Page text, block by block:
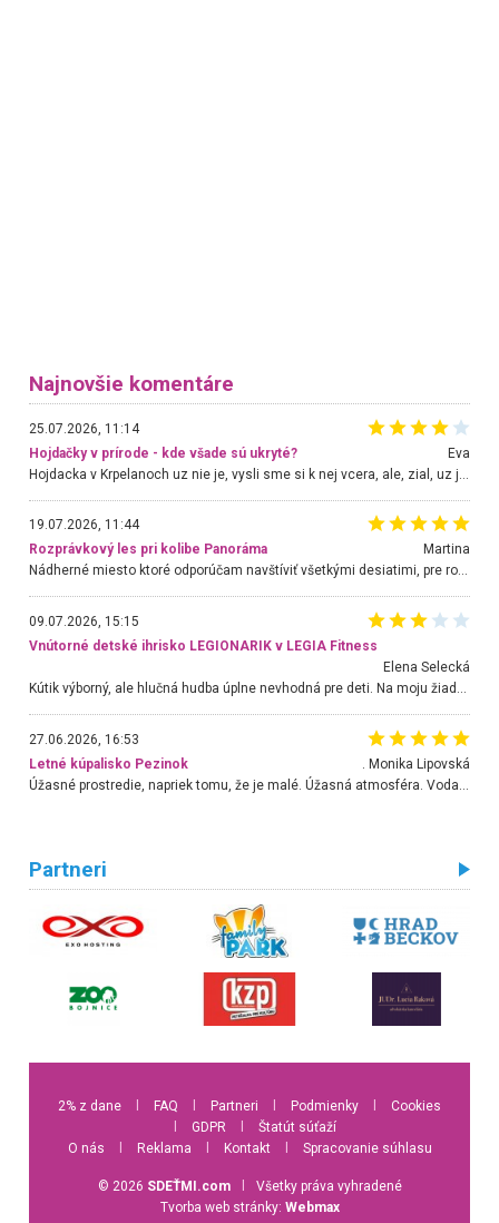
Najnovšie komentáre
25.07.2026, 11:14
Hojdačky v prírode - kde všade sú ukryté?
Eva
19.07.2026, 11:44
Rozprávkový les pri kolibe Panoráma
Martina
Nádherné miesto ktoré odporúčam navštíviť všetkými desiatimi, pre rodiny s deťmi, dôchodcom... Proste a jednoducho ozaj rozprávkový les.. určite ešte prídeme. Odniesli sme si na pamiatku krásne tričká,
09.07.2026, 15:15
Vnútorné detské ihrisko LEGIONARIK v LEGIA Fitness
Elena Selecká
Kútik výborný, ale hlučná hudba úplne nevhodná pre deti. Na moju žiadosť o aspoň sušenie nereagovali.
27.06.2026, 16:53
Letné kúpalisko Pezinok
. Monika Lipovská
Partneri
2% z dane FAQ Partneri Podmienky
Cookies
GDPR
Štatút súťaží
O nás
Reklama Kontakt Spracovanie súhlasu
© 2026 SDEŤMI.com
Všetky práva vyhradené
Tvorba web stránky: Webmax